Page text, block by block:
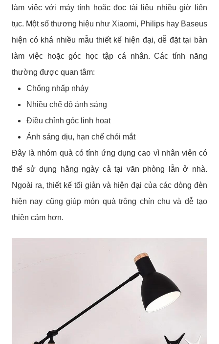
làm việc với máy tính hoặc đọc tài liệu nhiều giờ liên
tục. Một số thương hiệu như Xiaomi, Philips hay Baseus
hiện có khá nhiều mẫu thiết kế hiện đại, dễ đặt tại bàn
làm việc hoặc góc học tập cá nhân. Các tính năng
thường được quan tâm:
Chống nhấp nháy
Nhiều chế độ ánh sáng
Điều chỉnh góc linh hoạt
Ánh sáng dịu, hạn chế chói mắt
Đây là nhóm quà có tính ứng dụng cao vì nhân viên có
thể sử dụng hằng ngày cả tại văn phòng lẫn ở nhà.
Ngoài ra, thiết kế tối giản và hiện đại của các dòng đèn
hiện nay cũng giúp món quà trông chỉn chu và dễ tạo
thiện cảm hơn.